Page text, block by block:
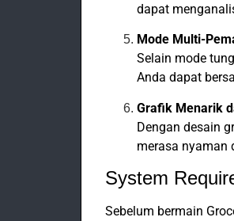
dapat
Mode Multi-
Selain mode
Anda dapat
Grafik Menarik
Dengan desain
merasa nyaman
System
Sebelum bermain